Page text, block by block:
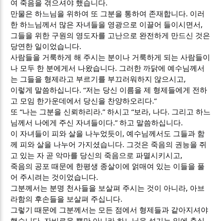
여 죽음을 겪으셔야 했습니다.
만물은 하느님을 위하여 또 그분을 통하여 존재합니다. 이러
한 하느님께서 많은 자녀들을 영광으로 이끌어 들이시면서,
그들을 위한 구원의 영도자를 고난으로 완전하게 만드신 것은
당연한 일이었습니다.
사람들을 거룩하게 해 주시는 분이나 거룩하게 되는 사람들이
나 모두 한 분에게서 나왔습니다. 그러한 까닭에 예수님께서
는 그들을 형제라고 부르기를 부끄러워하지 않으시고,
이렇게 말씀하십니다. “저는 당신 이름을 제 형제들에게 전하
고 모임 한가운데에서 당신을 찬양하오리다.”
또 “나는 그분을 신뢰하리라.” 하시고 “보라, 나다. 그리고 하느
님께서 나에게 주신 자녀들이다.” 하고 말씀하십니다.
이 자녀들이 피와 살을 나누었듯이, 예수님께서도 그들과 함
께 피와 살을 나누어 가지셨습니다. 그것은 죽음의 권능을 쥐
고 있는 자 곧 악마를 당신의 죽음으로 파멸시키시고,
죽음의 공포 때문에 한평생 종살이에 얽매여 있는 이들을 풀
어 주시려는 것이었습니다.
그분께서는 분명 천사들을 보살펴 주시는 것이 아니라, 아브
라함의 후손들을 보살펴 주십니다.
그렇기 때문에 그분께서는 모든 점에서 형제들과 같아지셔야